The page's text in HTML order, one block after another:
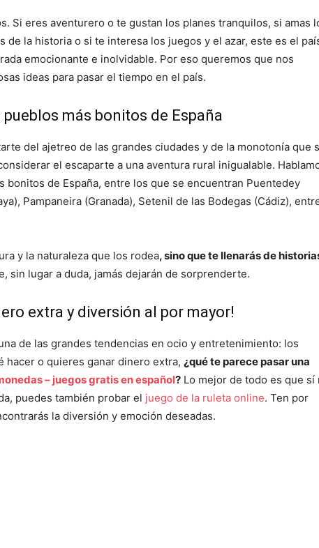
Si eres aventurero o te gustan los planes tranquilos, si amas
de la historia o si te interesa los juegos y el azar, este es el
emocionante e inolvidable. Por eso queremos que nos
ideas para pasar el tiempo en el país.
más bonitos de España
del ajetreo de las grandes ciudades y de la monotonía que
el escaparte a una aventura rural inigualable.
bonitos de España, entre los que se encuentran Puentedey
Pampaneira (Granada), Setenil de las Bodegas (Cádiz),
y la naturaleza que los rodea, sino que te llenarás de
sin lugar a duda, jamás dejarán de sorprenderte.
extra y diversión al por mayor!
de las grandes tendencias en ocio y entretenimiento: los
hacer o quieres ganar dinero extra, ¿qué te parece pasar una
– juegos gratis en español? Lo mejor de todo es que sí
puedes también probar el juego de la ruleta online. Ten por
la diversión y emoción deseadas.